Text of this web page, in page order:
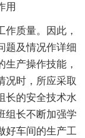
用
质量。因此，
题及情况作详细
产操作技能，
况时，所应采取
长的安全技术水
组长不断加强学
好车间的生产工